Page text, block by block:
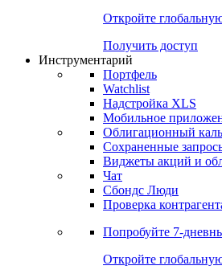
Откройте
Получить доступ
Инструментарий
Портфель
Watchlist
Надстройка XLS
Мобильное
Облигационный
Сохраненные
Виджеты акций и
Чат
Сбондс Люди
Проверка
Попробуйте 7-
Откройте